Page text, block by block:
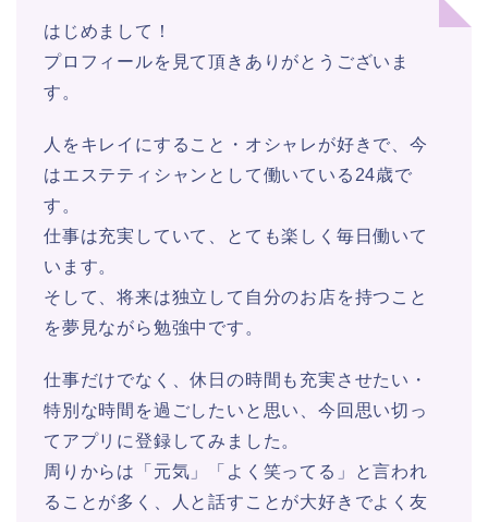
はじめまして！
プロフィールを見て頂きありがとうございま
す。
人をキレイにすること・オシャレが好きで、今
はエステティシャンとして働いている24歳で
す。
仕事は充実していて、とても楽しく毎日働いて
います。
そして、将来は独立して自分のお店を持つこと
を夢見ながら勉強中です。
仕事だけでなく、休日の時間も充実させたい・
特別な時間を過ごしたいと思い、今回思い切っ
てアプリに登録してみました。
周りからは「元気」「よく笑ってる」と言われ
ることが多く、人と話すことが大好きでよく友